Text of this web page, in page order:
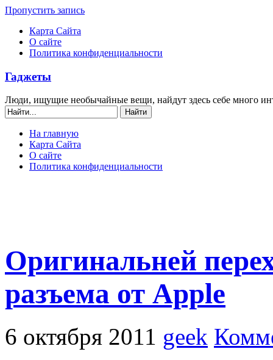
Пропустить запись
Карта Сайта
О сайте
Политика конфиденциальности
Гаджеты
Люди, ищущие необычайные вещи, найдут здесь себе много
На главную
Карта Сайта
О сайте
Политика конфиденциальности
Оригинальней
разъема от Apple
6 октября 2011 geek